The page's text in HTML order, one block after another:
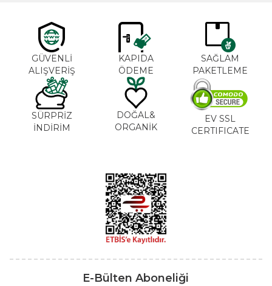
GÜVENLİ
ALIŞVERİŞ
KAPIDA
ÖDEME
SAĞLAM
PAKETLEME
SÜRPRİZ
İNDİRİM
DOĞAL&
ORGANİK
EV SSL
CERTIFICATE
E-Bülten Aboneliği